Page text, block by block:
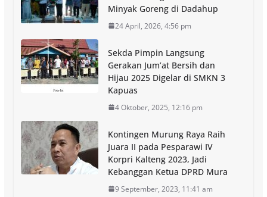
Minyak Goreng di Dadahup
24 April, 2026, 4:56 pm
Sekda Pimpin Langsung
Gerakan Jum’at Bersih dan
Hijau 2025 Digelar di SMKN 3
Kapuas
4 Oktober, 2025, 12:16 pm
Kontingen Murung Raya Raih
Juara II pada Pesparawi IV
Korpri Kalteng 2023, Jadi
Kebanggan Ketua DPRD Mura
9 September, 2023, 11:41 am